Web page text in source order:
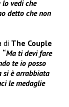
lo vedi che
detto che non
di The Couple
“Ma ti devi fare
te io posso
si è arrabbiata
le medaglie